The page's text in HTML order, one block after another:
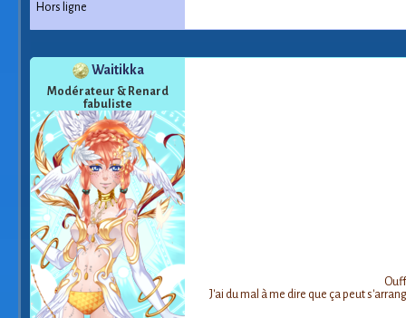
Hors ligne
Waitikka
Modérateur & Renard
fabuliste
J'ai du mal à me dire que ça peut